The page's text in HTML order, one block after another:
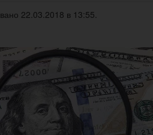
22.03.2018 в 13:55.